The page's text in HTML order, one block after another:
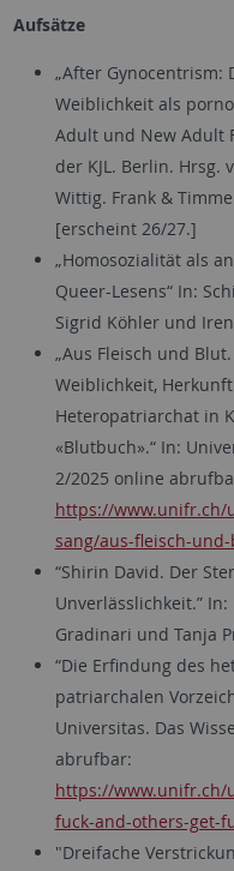
Aufsätze
„After Gynocentrism:
Weiblichkeit als
Adult und New Adult
der KJL. Berlin. Hrsg.
Wittig. Frank &
[erscheint 26/27.]
„Homosozialität als
Queer-Lesens“ In:
Sigrid Köhler und
„Aus Fleisch und
Weiblichkeit,
Heteropatriarchat in
«Blutbuch».“ In:
2/2025 online
https://www.unifr.ch/
sang/aus-fleisch-
“Shirin David. Der
Unverlässlichkeit.”
Gradinari und Tanja
“Die Erfindung des
patriarchalen
Universitas. Das
abrufbar:
https://www.unifr.ch/
fuck-and-others-get-
"Dreifache